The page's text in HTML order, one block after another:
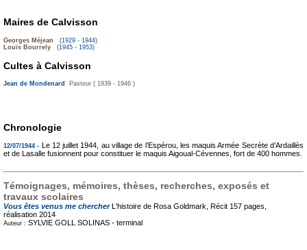
Maires de Calvisson
Georges Méjean
(1929 - 1944)
Louis Bourrely
(1945 - 1953)
Cultes à Calvisson
Jean de Mondenard Pasteur ( 1939 - 1946 )
Chronologie
12/07/1944 -
Le 12 juillet 1944, au village de l’Espérou, les maquis Armée Secrète d’Ardaillès
et de Lasalle fusionnent pour constituer le maquis Aigoual-Cévennes, fort de 400 hommes.
Témoignages, mémoires, thèses, recherches, exposés et
travaux scolaires
Vous êtes venus me chercherL'histoire de Rosa Goldmark, Récit 157 pages,
réalisation 2014
Auteur : SYLVIE GOLL SOLINAS - terminal